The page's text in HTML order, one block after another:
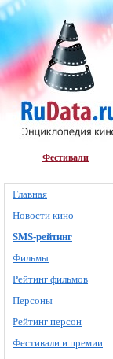
Фестивали
Главная
Новости кино
SMS-рейтинг
Фильмы
Рейтинг фильмов
Персоны
Рейтинг персон
Фестивали и премии